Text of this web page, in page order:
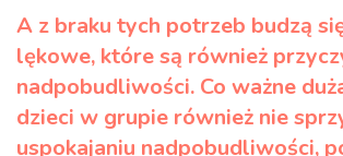
A z braku tych potrzeb budzą
lękowe, które są również
nadpobudliwości. Co ważne
dzieci w grupie również nie
uspokajaniu nadpobudliwości,